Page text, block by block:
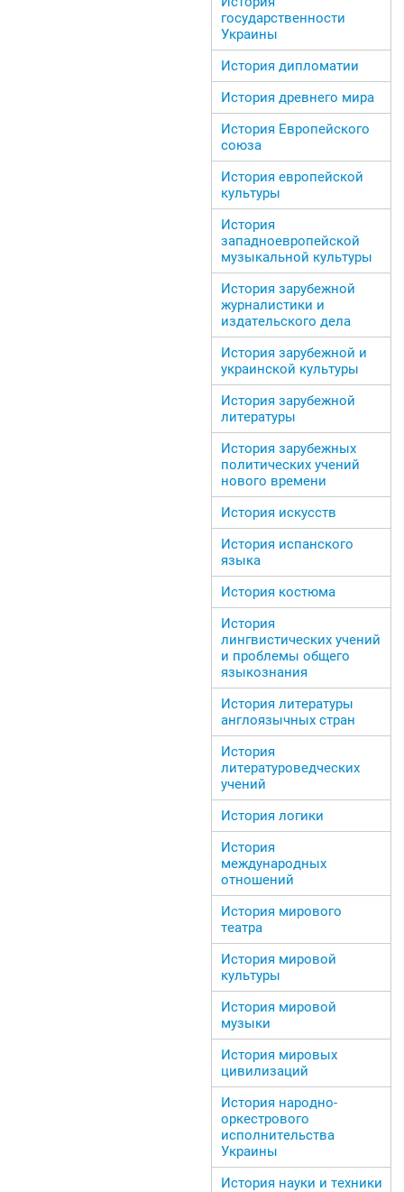
государственности
Украины
История дипломатии
История древнего мира
История Европейского
союза
История европейской
культуры
История
западноевропейской
музыкальной культуры
История зарубежной
журналистики и
издательского дела
История зарубежной и
украинской культуры
История зарубежной
литературы
История зарубежных
политических учений
нового времени
История искусств
История испанского
языка
История костюма
История
лингвистических учений
и проблемы общего
языкознания
История литературы
англоязычных стран
История
литературоведческих
учений
История логики
История
международных
отношений
История мирового
театра
История мировой
культуры
История мировой
музыки
История мировых
цивилизаций
История народно-
оркестрового
исполнительства
Украины
История науки и техники